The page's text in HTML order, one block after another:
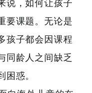
说，如何让孩子
要课题。无论是
孩子都会因课程
同龄人之间缺乏
困惑。